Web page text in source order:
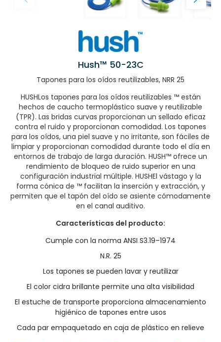
Hush™ 50-23C
Tapones para los oídos reutilizables, NRR 25
HUSHLos tapones para los oídos reutilizables ™ están
hechos de caucho termoplástico suave y reutilizable
(TPR). Las bridas curvas proporcionan un sellado eficaz
contra el ruido y proporcionan comodidad. Los tapones
para los oídos, una piel suave y no irritante, son fáciles de
limpiar y proporcionan comodidad durante todo el día en
entornos de trabajo de larga duración. HUSH™ ofrece un
rendimiento de bloqueo de ruido superior en una
configuración industrial múltiple. HUSHEl vástago y la
forma cónica de ™ facilitan la inserción y extracción, y
permiten que el tapón del oído se asiente cómodamente
en el canal auditivo.
Características del producto:
Cumple con la norma ANSI S3.19–1974
N.R. 25
Los tapones se pueden lavar y reutilizar
El color cidra brillante permite una alta visibilidad
El estuche de transporte proporciona almacenamiento
higiénico de tapones entre usos
Cada par empaquetado en caja de plástico en relieve